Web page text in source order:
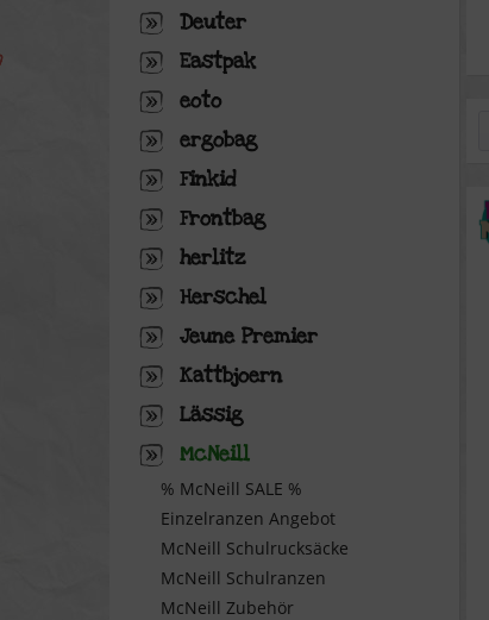
Deuter
Eastpak
eoto
ergobag
Finkid
Frontbag
herlitz
Herschel
Jeune Premier
Kattbjoern
Lässig
McNeill
% McNeill SALE %
Einzelranzen Angebot
McNeill Schulrucksäcke
McNeill Schulranzen
McNeill Zubehör